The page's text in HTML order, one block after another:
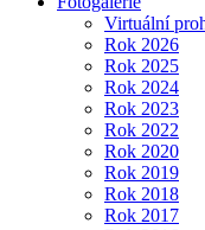
Virtuální
Rok 2026
Rok 2025
Rok 2024
Rok 2023
Rok 2022
Rok 2020
Rok 2019
Rok 2018
Rok 2017